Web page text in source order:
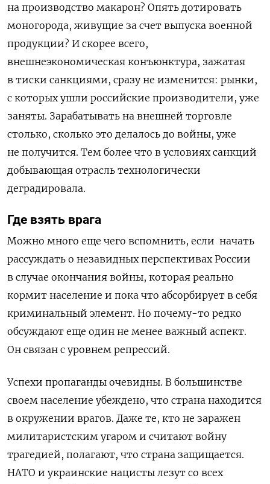
на производство макарон? Опять дотировать
моногорода, живущие за счет выпуска военной
продукции? И скорее всего,
внешнеэкономическая конъюнктура, зажатая
в тиски санкциями, сразу не изменится: рынки,
с которых ушли российские производители, уже
заняты. Зарабатывать на внешней торговле
столько, сколько это делалось до войны, уже
не получится. Тем более что в условиях санкций
добывающая отрасль технологически
деградировала.
Где взять врага
Можно много еще чего вспомнить, если начать
рассуждать о незавидных перспективах России
в случае окончания войны, которая реально
кормит население и пока что абсорбирует в себя
криминальный элемент. Но почему-то редко
обсуждают еще один не менее важный аспект.
Он связан с уровнем репрессий.
Успехи пропаганды очевидны. В большинстве
своем население убеждено, что страна находится
в окружении врагов. Даже те, кто не заражен
милитаристским угаром и считают войну
трагедией, полагают, что страна защищается.
НАТО и украинские нацисты лезут со всех